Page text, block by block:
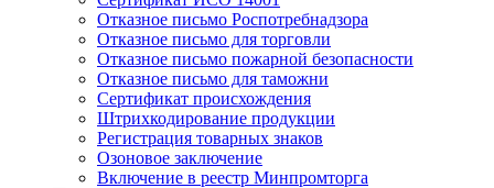
Отказное письмо Роспотребнадзора
Отказное письмо для торговли
Отказное письмо пожарной безопасности
Отказное письмо для таможни
Сертификат происхождения
Штрихкодирование продукции
Регистрация товарных знаков
Озоновое заключение
Включение в реестр Минпромторга